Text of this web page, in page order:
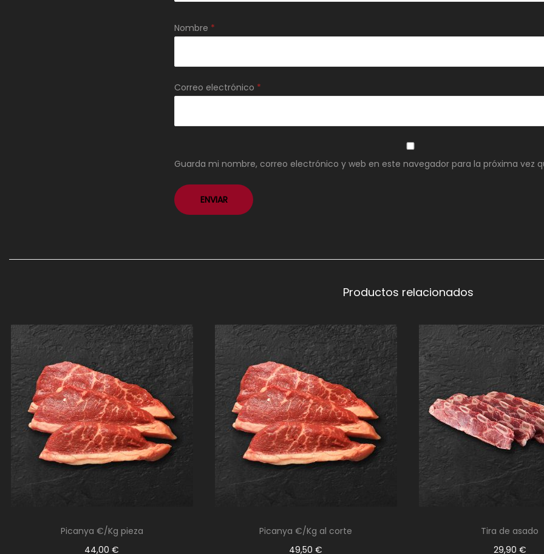
Nombre *
Correo electrónico *
Guarda mi nombre, correo electrónico y web en este navegador para la próxima vez
Productos relacionados
Picanya €/Kg pieza
44,00€
Picanya €/Kg al corte
49,50€
Tira de asado
29,90 €